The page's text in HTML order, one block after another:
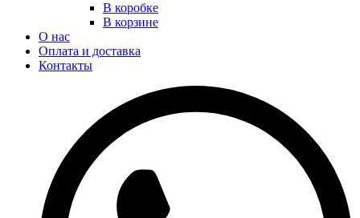
В коробке
В корзине
О нас
Оплата и доставка
Контакты